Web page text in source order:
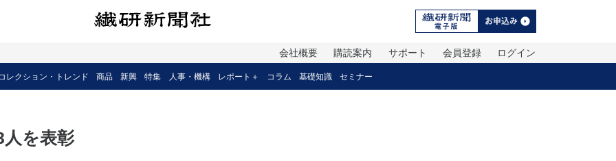
ログイン
会員登録
サポート
購読案内
会社概要
レクション・トレンド 商品 新興 特集 人事・機構 レポート＋ コラム 基礎知識 セミナー
を表彰